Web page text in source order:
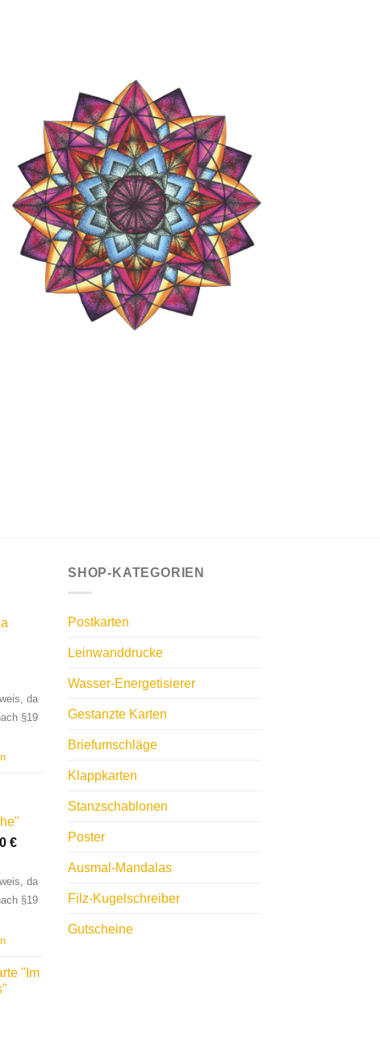
da
§19
€
da
§19
"Im
SHOP-KATEGORIEN
Postkarten
Leinwanddrucke
Wasser-Energetisierer
Gestanzte Karten
Briefumschläge
Klappkarten
Stanzschablonen
Poster
Ausmal-Mandalas
Filz-Kugelschreiber
Gutscheine